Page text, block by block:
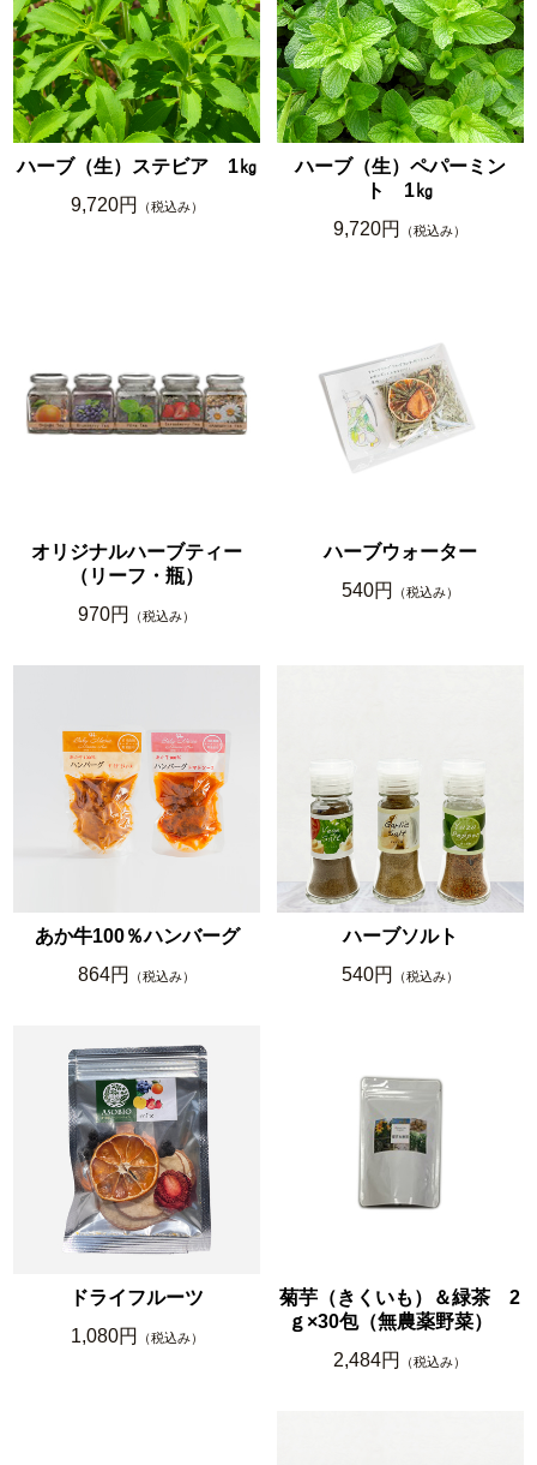
ハーブ（生）ステビア 1㎏
9,720円
（税込み）
ハーブ（生）ペパーミン
ト 1㎏
9,720円
（税込み）
オリジナルハーブティー
（リーフ・瓶）
970円
（税込み）
ハーブウォーター
540円
（税込み）
あか牛100％ハンバーグ
864円
（税込み）
ハーブソルト
540円
（税込み）
ドライフルーツ
1,080円
（税込み）
菊芋（きくいも）＆緑茶 2
ｇ×30包（無農薬野菜）
2,484円
（税込み）